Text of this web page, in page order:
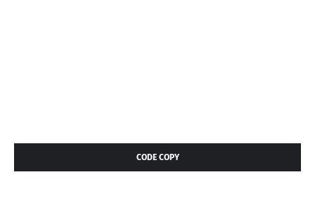
CODE COPY